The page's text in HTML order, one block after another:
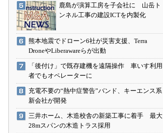
鹿島が演算工房を子会社に 山岳ト
ンネル工事の建設ICTを内製化
熊本地震でドローン6社が災害支援、Terra
DroneやLiberawareらが出動
「後付け」で既存建機を遠隔操作 車いす利用
者でもオペレーターに
充電不要の“熱中症警告”バンド、キーエンス系
新会社が開発
三井ホーム、木造校舎の新築工事に着手 最大
28mスパンの木造トラス採用